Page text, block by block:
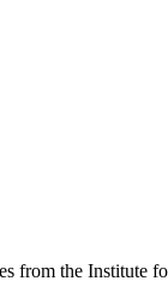
from the Institute